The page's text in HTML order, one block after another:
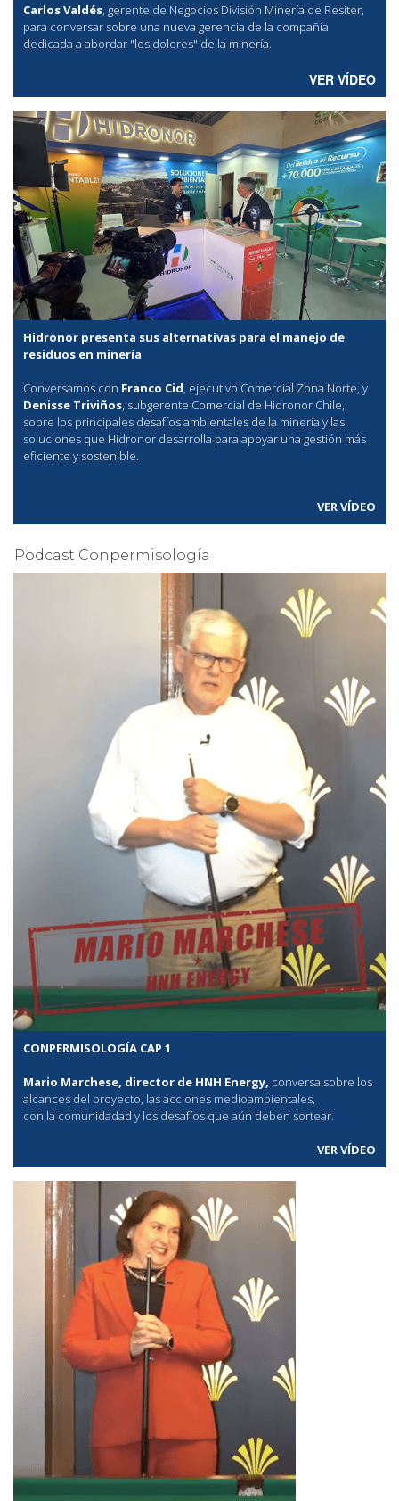
Carlos Valdés, gerente de Negocios División Minería de Resiter,
para conversar sobre una nueva gerencia de la compañía
dedicada a abordar "los dolores" de la minería.
VER VÍDEO
Hidronor presenta sus alternativas para el manejo de
residuos en minería
Conversamos con Franco Cid, ejecutivo Comercial Zona Norte, y
Denisse Triviños, subgerente Comercial de Hidronor Chile,
sobre los principales desafíos ambientales de la minería y las
soluciones que Hidronor desarrolla para apoyar una gestión más
eficiente y sostenible.
VER VÍDEO
Podcast Conpermisología
CONPERMISOLOGÍA CAP 1
Mario Marchese, director de HNH Energy, conversa sobre los
alcances del proyecto, las acciones medioambientales,
con la comunidadad y los desafíos que aún deben sortear.
VER VÍDEO